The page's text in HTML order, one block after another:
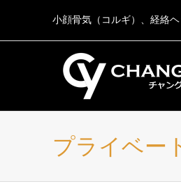
小顔骨気（コルギ）、経絡
プライベー